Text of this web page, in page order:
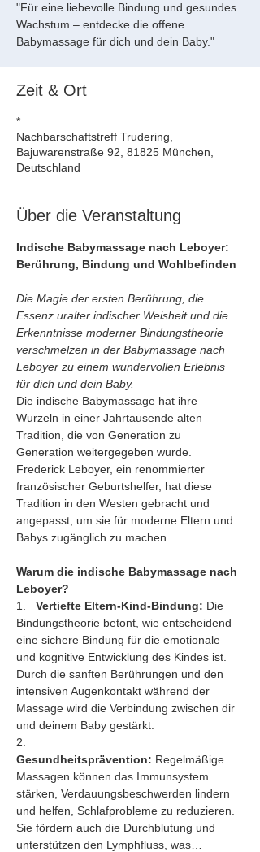
"Für eine liebevolle Bindung und gesundes
Wachstum – entdecke die offene
Babymassage für dich und dein Baby."
Zeit & Ort
*
Nachbarschaftstreff Trudering,
Bajuwarenstraße 92, 81825 München,
Deutschland
Über die Veranstaltung
Indische Babymassage nach Leboyer:
Berührung, Bindung und Wohlbefinden
Die Magie der ersten Berührung, die
Essenz uralter indischer Weisheit und die
Erkenntnisse moderner Bindungstheorie
verschmelzen in der Babymassage nach
Leboyer zu einem wundervollen Erlebnis
für dich und dein Baby.
Die indische Babymassage hat ihre
Wurzeln in einer Jahrtausende alten
Tradition, die von Generation zu
Generation weitergegeben wurde.
Frederick Leboyer, ein renommierter
französischer Geburtshelfer, hat diese
Tradition in den Westen gebracht und
angepasst, um sie für moderne Eltern und
Babys zugänglich zu machen.
Warum die indische Babymassage nach
Leboyer?
1. Vertiefte Eltern-Kind-Bindung: Die
Bindungstheorie betont, wie entscheidend
eine sichere Bindung für die emotionale
und kognitive Entwicklung des Kindes ist.
Durch die sanften Berührungen und den
intensiven Augenkontakt während der
Massage wird die Verbindung zwischen dir
und deinem Baby gestärkt.
2.
Gesundheitsprävention: Regelmäßige
Massagen können das Immunsystem
stärken, Verdauungsbeschwerden lindern
und helfen, Schlafprobleme zu reduzieren.
Sie fördern auch die Durchblutung und
unterstützen den Lymphfluss, was…